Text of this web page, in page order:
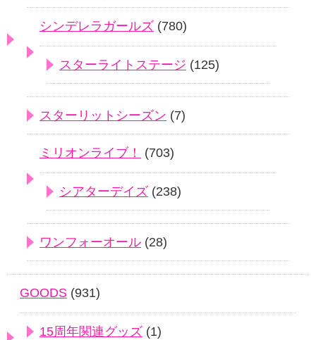
シンデレラガールズ (780)
スターライトステージ (125)
スターリットシーズン (7)
ミリオンライブ！ (703)
シアターデイズ (238)
ワンフォーオール (28)
GOODS (931)
15周年関連グッズ (1)